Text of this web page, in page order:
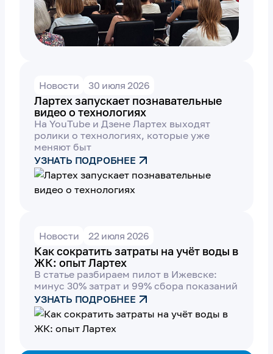
Новости 30 июля 2026
Лартех запускает познавательные
видео о технологиях
На YouTube и Дзене Лартех выходят
ролики о технологиях, которые уже
меняют быт
УЗНАТЬ ПОДРОБНЕЕ
Новости 22 июля 2026
Как сократить затраты на учёт воды в
ЖК: опыт Лартех
В статье разбираем пилот в Ижевске:
минус 30% затрат и 99% сбора показаний
УЗНАТЬ ПОДРОБНЕЕ